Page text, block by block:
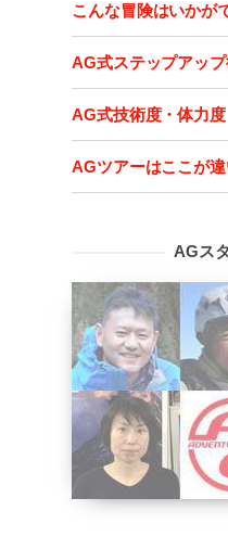
こんな冒険はいかが
AG式ステップアッ
AG式技術度・体力度
AGツアーはここが違
AGス